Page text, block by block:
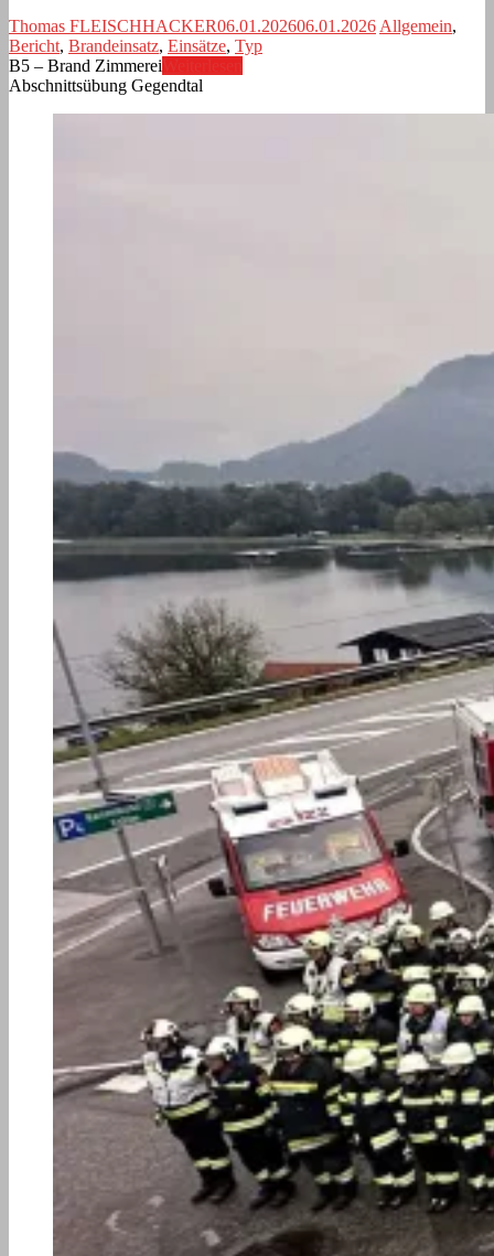
Thomas FLEISCHHACKER06.01.202606.01.2026Allgemein,
Bericht, Brandeinsatz, Einsätze, Typ
B5 – Brand Zimmerei
Abschnittsübung Gegendtal